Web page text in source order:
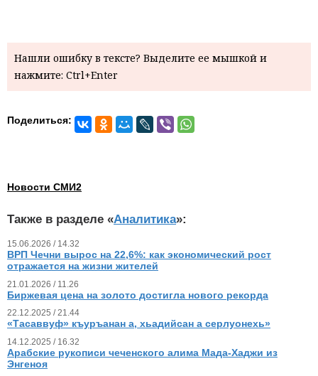
Нашли ошибку в тексте? Выделите ее мышкой и
нажмите: Ctrl+Enter
Поделиться:
Новости СМИ2
Также в разделе «Аналитика»:
15.06.2026 / 14.32
ВРП Чечни вырос на 22,6%: как экономический рост
отражается на жизни жителей
21.01.2026 / 11.26
Биржевая цена на золото достигла нового рекорда
22.12.2025 / 21.44
«Тасаввуф» къуръанан а, хьадийсан а серлуонехь»
14.12.2025 / 16.32
Арабские рукописи чеченского алима Мада-Хаджи из
Энгеноя